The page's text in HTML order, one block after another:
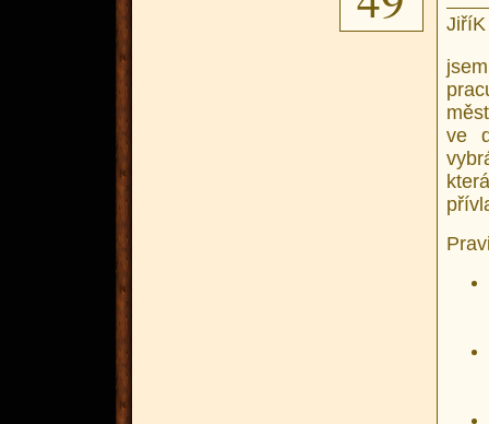
JiříK
ve